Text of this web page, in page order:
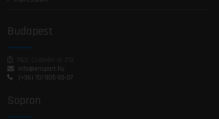
Budapest
1162, Csömöri út 213.
info@ensport.hu
(+36) 70/905-55-07
Sopron